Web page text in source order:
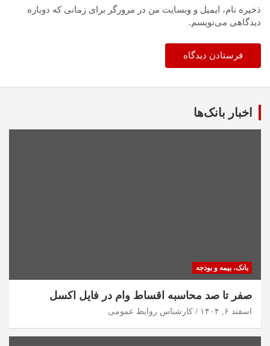
ذخیره نام، ایمیل و وبسایت من در مرورگر برای زمانی که دوباره
دیدگاهی می‌نویسم.
اخبار بانک‌ها
بانک، بیمه و بودجه
صفر تا صد محاسبه اقساط وام در فایل اکسل
اسفند ۶, ۱۴۰۴ کارشناس روابط عمومی